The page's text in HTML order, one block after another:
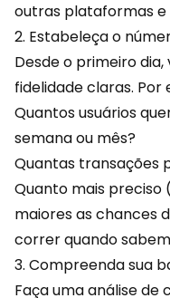
outras plataformas e
2. Estabeleça o
Desde o primeiro
fidelidade claras. Por
Quantos usuários
semana ou mês?
Quantas transações
Quanto mais preciso
maiores as chances
correr quando
3. Compreenda sua
Faça uma análise de